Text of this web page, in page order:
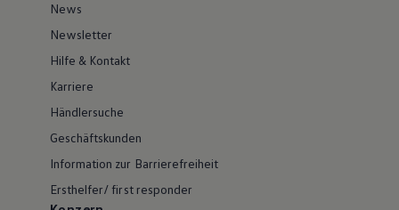
News
Newsletter
Hilfe & Kontakt
Karriere
Händlersuche
Geschäftskunden
Information zur Barrierefreiheit
Ersthelfer/ first responder